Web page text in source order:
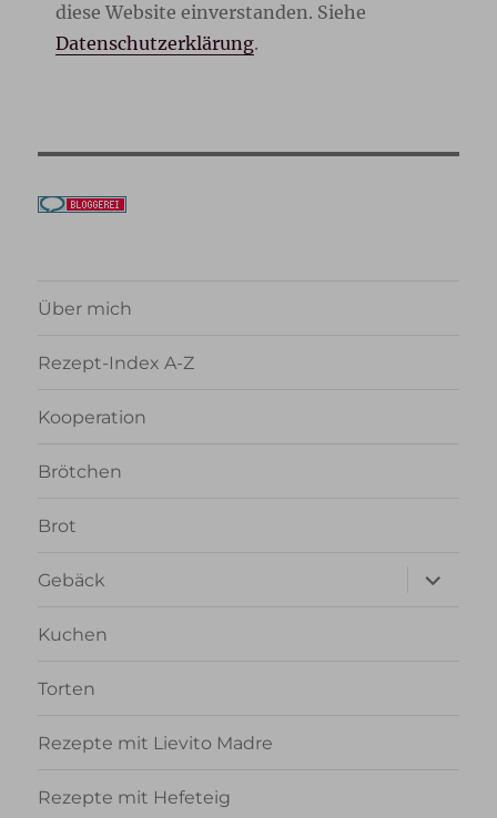
diese Website einverstanden. Siehe
Datenschutzerklärung.
Über mich
Rezept-Index A-Z
Kooperation
Brötchen
Brot
Gebäck
anzeigen
Kuchen
Torten
Rezepte mit Lievito Madre
Rezepte mit Hefeteig